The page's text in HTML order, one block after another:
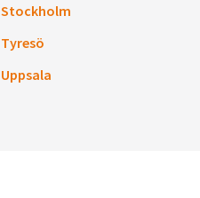
Stockholm
Tyresö
Uppsala